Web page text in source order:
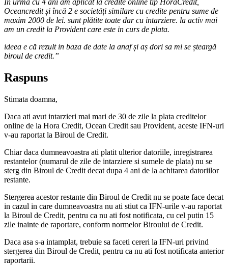
Oceancredit și încă 2 e societăți similare cu credite pentru sume de
maxim 2000 de lei. sunt plătite toate dar cu intarziere. la activ mai
am un credit la Provident care este in curs de plata.
ideea e că rezult in baza de date la anaf și aș dori sa mi se șteargă
biroul de credit.”
Raspuns
Stimata doamna,
Daca ati avut intarzieri mai mari de 30 de zile la plata creditelor
online de la Hora Credit, Ocean Credit sau Provident, aceste IFN-uri
v-au raportat la Biroul de Credit.
Chiar daca dumneavoastra ati platit ulterior datoriile, inregistrarea
restantelor (numarul de zile de intarziere si sumele de plata) nu se
sterg din Biroul de Credit decat dupa 4 ani de la achitarea datoriilor
restante.
Stergerea acestor restante din Biroul de Credit nu se poate face decat
in cazul in care dumneavoastra nu ati stiut ca IFN-urile v-au raportat
la Biroul de Credit, pentru ca nu ati fost notificata, cu cel putin 15
zile inainte de raportare, conform normelor Biroului de Credit.
Daca asa s-a intamplat, trebuie sa faceti cereri la IFN-uri privind
stergerea din Biroul de Credit, pentru ca nu ati fost notificata anterior
raportarii.